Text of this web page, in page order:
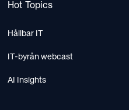
Hot Topics
Hållbar IT
IT-byrån webcast
AI Insights